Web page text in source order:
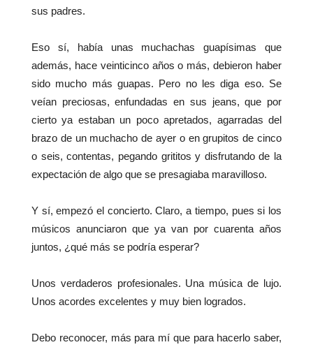
sus padres.
Eso sí, había unas muchachas guapísimas que
además, hace veinticinco años o más, debieron haber
sido mucho más guapas. Pero no les diga eso. Se
veían preciosas, enfundadas en sus jeans, que por
cierto ya estaban un poco apretados, agarradas del
brazo de un muchacho de ayer o en grupitos de cinco
o seis, contentas, pegando grititos y disfrutando de la
expectación de algo que se presagiaba maravilloso.
Y sí, empezó el concierto. Claro, a tiempo, pues si los
músicos anunciaron que ya van por cuarenta años
juntos, ¿qué más se podría esperar?
Unos verdaderos profesionales. Una música de lujo.
Unos acordes excelentes y muy bien logrados.
Debo reconocer, más para mí que para hacerlo saber,